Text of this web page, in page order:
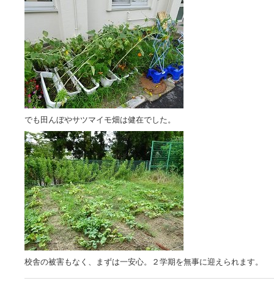
でも田んぼやサツマイモ畑は健在でした。
校舎の被害もなく、まずは一安心。２学期を無事に迎えられます。